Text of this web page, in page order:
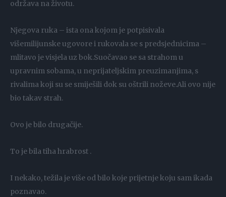
održava na životu.
Njegova ruka – ista ona kojom je potpisivala
višemilijunske ugovore i rukovala se s predsjednicima –
mlitavo je visjela uz bok.Suočavao se sa strahom u
upravnim sobama, u neprijateljskim preuzimanjima, s
rivalima koji su se smiješili dok su oštrili noževe.Ali ovo nije
bio takav strah.
Ovo je bilo drugačije.
To je bila tiha hrabrost .
I nekako, težila je više od bilo koje prijetnje koju sam ikada
poznavao.